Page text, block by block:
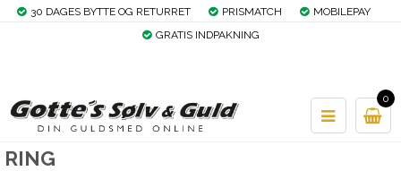
30 DAGES BYTTE OG RETURRET PRISMATCH
MOBILEPAY
GRATIS INDPAKNING
0
RING